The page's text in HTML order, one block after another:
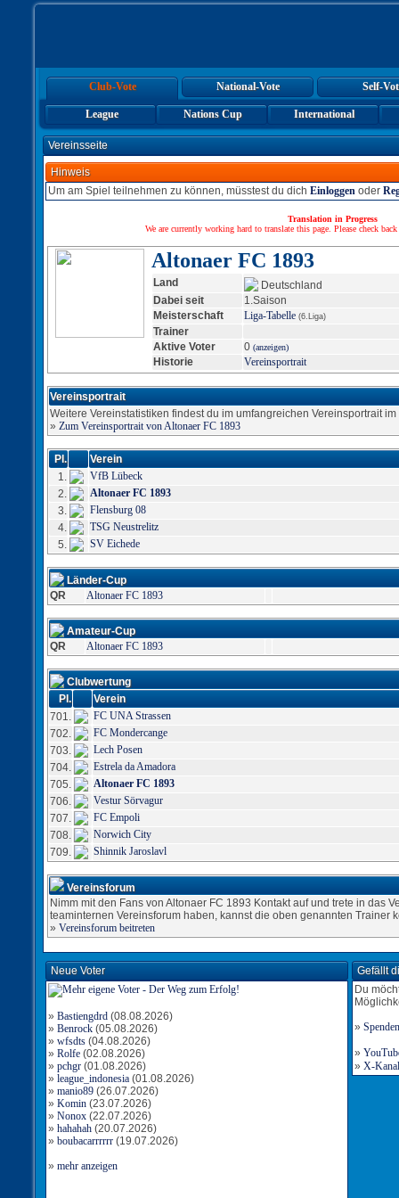
Club-Vote National-Vote Self-
League Nations Cup International
Vereinsseite
Hinweis
Um am Spiel teilnehmen zu können, müsstest du dich Einloggen oder
Translation in Progress
We are currently working hard to translate this page. Please check
Altonaer FC 1893
Land
Deutschland
Dabei seit
1.Saison
Meisterschaft
Liga-Tabelle (6.Liga)
Trainer
Aktive Voter
0 (anzeigen)
Historie Vereinsportrait
Vereinsportrait
Weitere Vereinstatistiken findest du im umfangreichen Vereinsportrait
» Zum Vereinsportrait von Altonaer FC 1893
Pl.
Verein
1.
VfB Lübeck
2.
Altonaer FC 1893
3.
Flensburg 08
4.
TSG Neustrelitz
5.
SV Eichede
Länder-Cup
QR
Altonaer FC 1893
Amateur-Cup
QR
Altonaer FC 1893
Clubwertung
Pl.
Verein
701.
FC UNA Strassen
702.
FC Mondercange
703.
Lech Posen
704.
Estrela da Amadora
705.
Altonaer FC 1893
706.
Vestur Sörvagur
707.
FC Empoli
708.
Norwich City
709.
Shinnik Jaroslavl
Vereinsforum
Nimm mit den Fans von Altonaer FC 1893 Kontakt auf und trete in das
teaminternen Vereinsforum haben, kannst die oben genannten Trainer
» Vereinsforum beitreten
Neue Voter
» Bastiengdrd (08.08.2026)
» Benrock (05.08.2026)
» wfsdts (04.08.2026)
» Rolfe (02.08.2026)
» pchgr (01.08.2026)
» league_indonesia (01.08.2026)
» manio89 (26.07.2026)
» Komin (23.07.2026)
» Nonox (22.07.2026)
» hahahah (20.07.2026)
» boubacarrrrrr (19.07.2026)
» mehr anzeigen
Gefällt
Du
» Spenden
»
» X-